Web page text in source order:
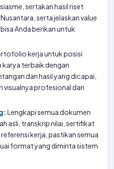
sertakan hasil riset
serta jelaskan value
Anda berikan untuk
kerja untuk posisi
karya terbaik dengan
dan hasil yang dicapai,
visualnya profesional dan
Lengkapi semua dokumen
asli, transkrip nilai, sertifikat
kerja, pastikan semua
format yang diminta sistem